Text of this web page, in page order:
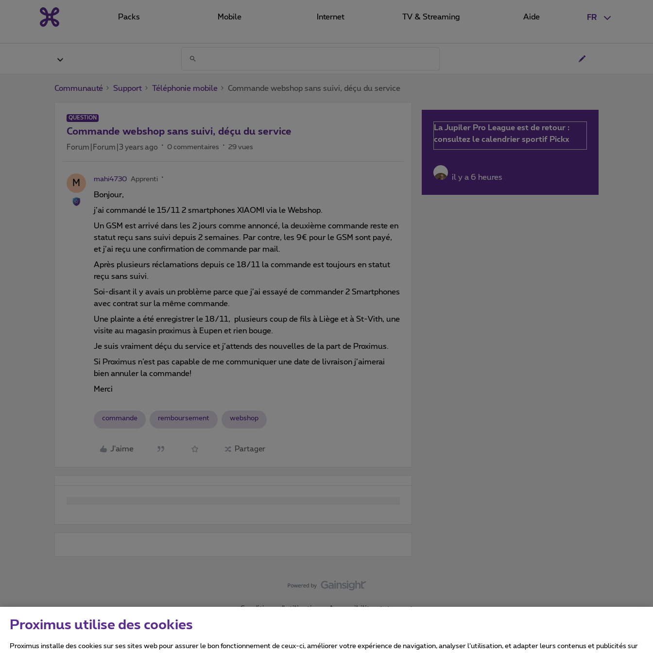
FR
Packs Mobile Internet TV & Streaming Aide
Communauté Support Téléphonie mobile Commande webshop sans suivi, déçu du service
QUESTION
Commande webshop sans suivi, déçu du service
Forum|Forum|3 years ago 0 commentaires 29 vues
M mahi4730 Apprenti
Bonjour,
j’ai commandé le 15/11 2 smartphones XIAOMI via le Webshop.
Un GSM est arrivé dans les 2 jours comme annoncé, la deuxième commande reste en
statut reçu sans suivi depuis 2 semaines. Par contre, les 9€ pour le GSM sont payé,
et j’ai reçu une confirmation de commande par mail.
Après plusieurs réclamations depuis ce 18/11 la commande est toujours en statut
reçu sans suivi.
Soi-disant il y avais un problème parce que j’ai essayé de commander 2 Smartphones
avec contrat sur la même commande.
Une plainte a été enregistrer le 18/11, plusieurs coup de fils à Liège et à St-Vith, une
visite au magasin proximus à Eupen et rien bouge.
Je suis vraiment déçu du service et j’attends des nouvelles de la part de Proximus.
Si Proximus n’est pas capable de me communiquer une date de livraison j’aimerai
bien annuler la commande!
Merci
commande remboursement webshop
J'aime Partager
La Jupiler Pro League est de retour :
consultez le calendrier sportif Pickx
il y a 6 heures
Conditions d'utilisation Accessibility statement
Proximus utilise des cookies
Proximus installe des cookies sur ses sites web pour assurer le bon fonctionnement de ceux-ci, améliorer votre expérience de navigation, analyser l’utilisation, et adapter leurs contenus et publicités sur